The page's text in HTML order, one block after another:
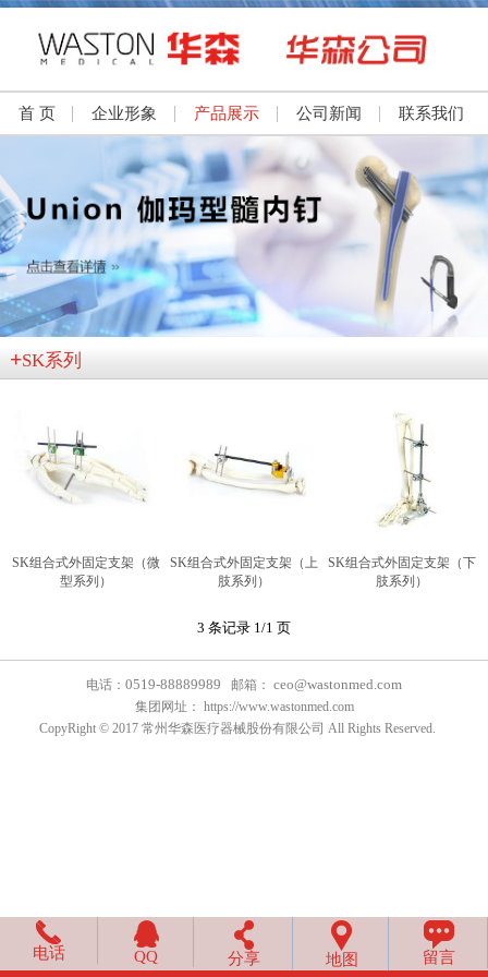
首 页 企业形象 产品展示 公司新闻 联系我们
+SK系列
SK组合式外固定支架（微
型系列）
SK组合式外固定支架（上
肢系列）
SK组合式外固定支架（下
肢系列）
3 条记录 1/1 页
电话： 0519-88889989 邮箱： ceo@wastonmed.com
集团网址： https://www.wastonmed.com
CopyRight © 2017 常州华森医疗器械股份有限公司 All Rights Reserved.
电话 QQ 分享 地图 留言